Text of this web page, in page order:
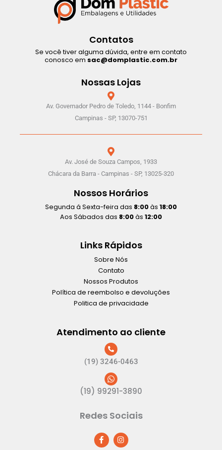
Contatos
Se você tiver alguma dúvida, entre em contato
conosco em sac@domplastic.com.br
Nossas Lojas
Av. Governador Pedro de Toledo, 1144 - Bonfim
Campinas - SP, 13070-751
Av. José de Souza Campos, 1933
Chácara da Barra - Campinas - SP, 13025-320
Nossos Horários
Segunda á Sexta-feira das 8:00às 18:00
Aos Sábados das 8:00às 12:00
Links Rápidos
Sobre Nós
Contato
Nossos Produtos
Política de reembolso e devoluções
Politica de privacidade
Atendimento ao cliente
(19) 3246-0463
(19) 99291-3890
Redes Sociais
F
a
I
n